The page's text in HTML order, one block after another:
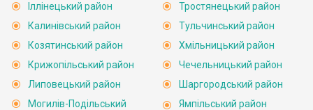
Іллінецький район
Калинівський район
Козятинський район
Крижопільський район
Липовецький район
Могилів-Подільський
Тростянецький район
Тульчинський район
Хмільницький район
Чечельницький район
Шаргородський район
Ямпільський район